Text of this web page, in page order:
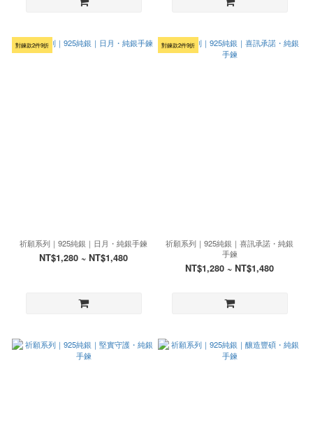
對鍊款2件9折
祈願系列｜925純銀｜日月・純銀手鍊
NT$1,280 ~ NT$1,480
對鍊款2件9折
祈願系列｜925純銀｜喜訊承諾・純銀
手鍊
NT$1,280 ~ NT$1,480